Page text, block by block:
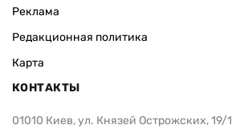
Реклама
Редакционная политика
Карта
КОНТАКТЫ
01010 Киев, ул. Князей Острожских, 19/1